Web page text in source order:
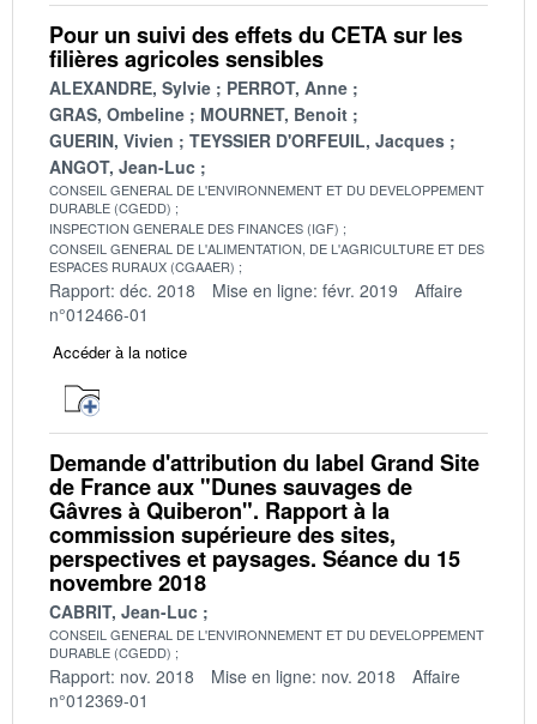
Pour un suivi des effets du CETA sur les
filières agricoles sensibles
ALEXANDRE, Sylvie
PERROT, Anne
GRAS, Ombeline
MOURNET, Benoit
GUERIN, Vivien
TEYSSIER D'ORFEUIL, Jacques
ANGOT, Jean-Luc
CONSEIL GENERAL DE L'ENVIRONNEMENT ET DU DEVELOPPEMENT
DURABLE (CGEDD)
INSPECTION GENERALE DES FINANCES (IGF)
CONSEIL GENERAL DE L'ALIMENTATION, DE L'AGRICULTURE ET DES
ESPACES RURAUX (CGAAER)
Rapport: déc. 2018 Mise en ligne: févr. 2019
Affaire
n°012466-01
Accéder à la notice
Demande d'attribution du label Grand Site
de France aux "Dunes sauvages de
Gâvres à Quiberon". Rapport à la
commission supérieure des sites,
perspectives et paysages. Séance du 15
novembre 2018
CABRIT, Jean-Luc
CONSEIL GENERAL DE L'ENVIRONNEMENT ET DU DEVELOPPEMENT
DURABLE (CGEDD)
Rapport: nov. 2018 Mise en ligne: nov. 2018
Affaire
n°012369-01